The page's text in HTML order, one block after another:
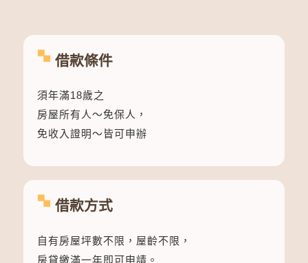
借款條件
須年滿18歲之
房屋所有人～免保人，
免收入證明～皆可申辦
借款方式
自有房屋坪數不限，屋齡不限，
房貸繳滿一年即可申請。